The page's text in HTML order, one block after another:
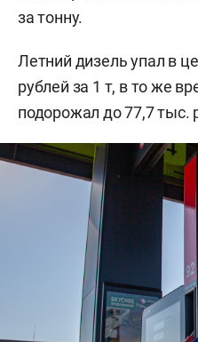
за тонну.
Летний дизель упал в
рублей за 1 т, в то же
подорожал до 77,7 тыс.